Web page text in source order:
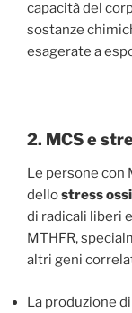
capacità del
sostanze
esagerate a
2. MCS e
Le persone con
dellostress
di radicali liberi
MTHFR,
altri geni
La produzione